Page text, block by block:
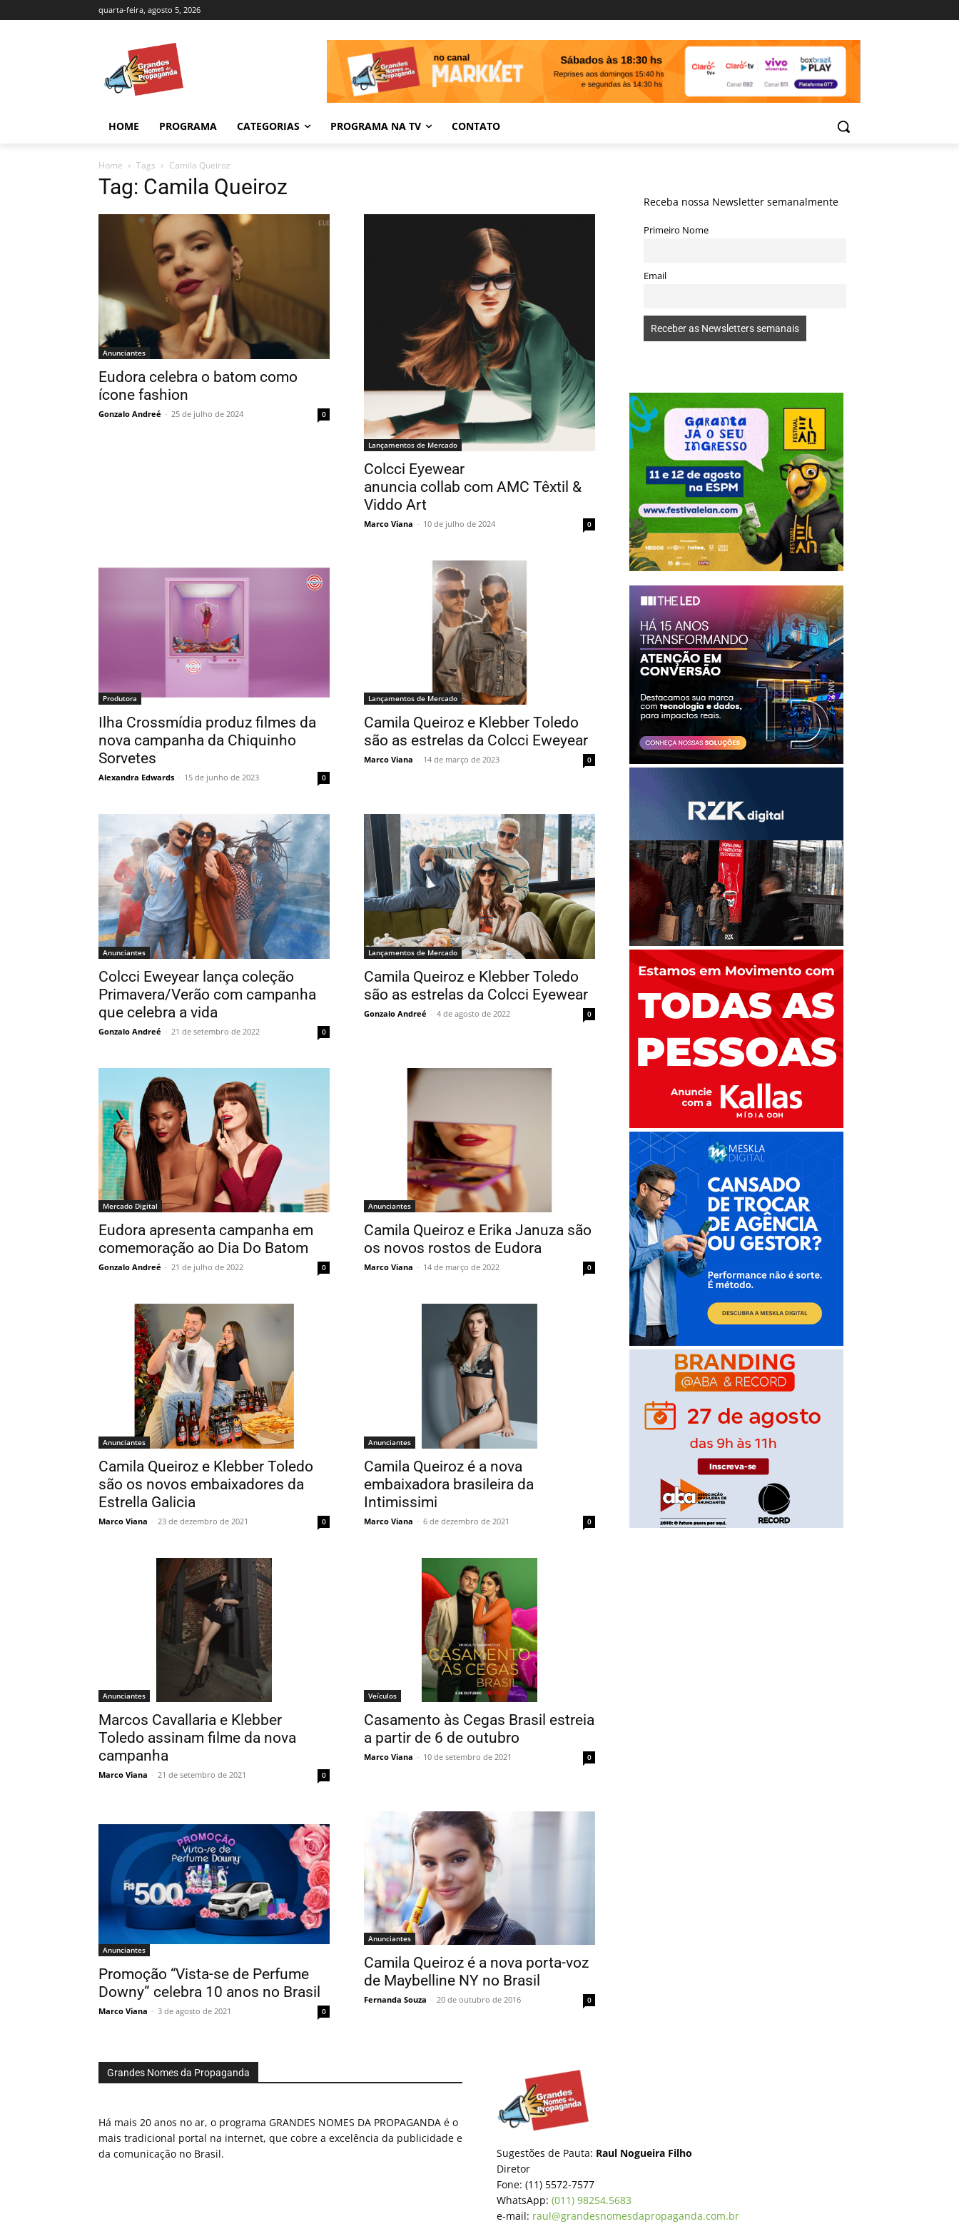
quarta-feira, agosto 5, 2026
HOME PROGRAMA CATEGORIAS PROGRAMA NA TV CONTATO
Home Tags Camila Queiroz
Tag: Camila Queiroz
Anunciantes
Eudora celebra o batom como
ícone fashion
Gonzalo Andreé - 25 de julho de 2024 0
Lançamentos de Mercado
Colcci Eyewear
anuncia collab com AMC Têxtil &
Viddo Art
Marco Viana - 10 de julho de 2024 0
Produtora
Ilha Crossmídia produz filmes da
nova campanha da Chiquinho
Sorvetes
Alexandra Edwards - 15 de junho de 2023 0
Lançamentos de Mercado
Camila Queiroz e Klebber Toledo
são as estrelas da Colcci Eweyear
Marco Viana - 14 de março de 2023 0
Anunciantes
Colcci Eweyear lança coleção
Primavera/Verão com campanha
que celebra a vida
Gonzalo Andreé - 21 de setembro de 2022 0
Lançamentos de Mercado
Camila Queiroz e Klebber Toledo
são as estrelas da Colcci Eyewear
Gonzalo Andreé - 4 de agosto de 2022 0
Mercado Digital
Eudora apresenta campanha em
comemoração ao Dia Do Batom
Gonzalo Andreé - 21 de julho de 2022 0
Anunciantes
Camila Queiroz e Erika Januza são
os novos rostos de Eudora
Marco Viana - 14 de março de 2022 0
Anunciantes
Camila Queiroz e Klebber Toledo
são os novos embaixadores da
Estrella Galicia
Marco Viana - 23 de dezembro de 2021 0
Anunciantes
Camila Queiroz é a nova
embaixadora brasileira da
Intimissimi
Marco Viana - 6 de dezembro de 2021 0
Anunciantes
Marcos Cavallaria e Klebber
Toledo assinam filme da nova
campanha
Marco Viana - 21 de setembro de 2021 0
Veículos
Casamento às Cegas Brasil estreia
a partir de 6 de outubro
Marco Viana - 10 de setembro de 2021 0
Anunciantes
Promoção “Vista-se de Perfume
Downy” celebra 10 anos no Brasil
Marco Viana - 3 de agosto de 2021 0
Anunciantes
Camila Queiroz é a nova porta-voz
de Maybelline NY no Brasil
Fernanda Souza - 20 de outubro de 2016 0
Receba nossa Newsletter semanalmente
Primeiro Nome
Email
Grandes Nomes da Propaganda
Há mais 20 anos no ar, o programa GRANDES NOMES DA PROPAGANDA é o
mais tradicional portal na internet, que cobre a excelência da publicidade e
da comunicação no Brasil.
Sugestões de Pauta: Raul Nogueira Filho
Diretor
Fone: (11) 5572-7577
WhatsApp: (011) 98254.5683
e-mail: raul@grandesnomesdapropaganda.com.br